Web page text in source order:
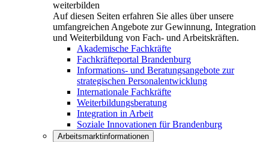
weiterbilden
Auf diesen Seiten erfahren Sie alles über unsere
umfangreichen Angebote zur Gewinnung, Integration
und Weiterbildung von Fach- und Arbeitskräften.
Akademische Fachkräfte
Fachkräfteportal Brandenburg
Informations- und Beratungsangebote zur
strategischen Personalentwicklung
Internationale Fachkräfte
Weiterbildungsberatung
Integration in Arbeit
Soziale Innovationen für Brandenburg
Arbeitsmarktinformationen